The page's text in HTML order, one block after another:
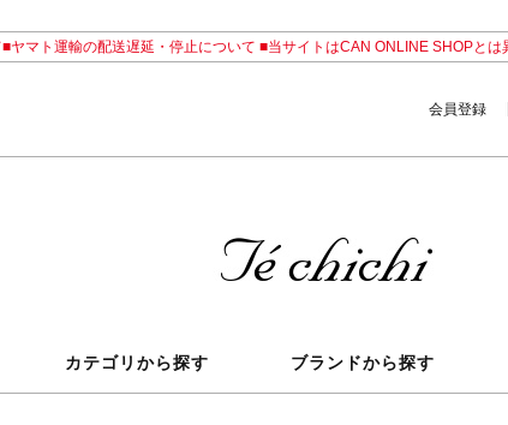
ヤマト運輸の配送遅延・停止について ■当サイトはCAN ONLINE SHOPとは
会員登録
カテゴリから探す ブランドから探す